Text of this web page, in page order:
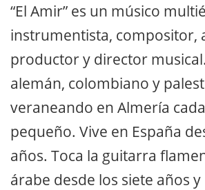
“El Amir” es un músico
instrumentista, compositor,
productor y director
alemán, colombiano y
veraneando en Almería
pequeño. Vive en España
años. Toca la guitarra
árabe desde los siete años